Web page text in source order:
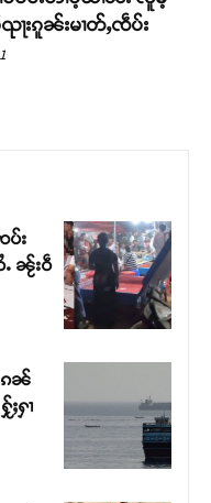
းၵူၼ်းမၢတ်ႇၸဵပ်း
ပ်း
ၼႂ်းဝဵ
ၵၼ်
ႁၢ